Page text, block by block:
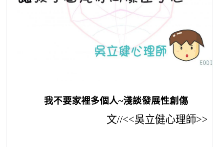
我不要家裡多個人~淺談發展性創傷
文//<<吳立健心理師>>